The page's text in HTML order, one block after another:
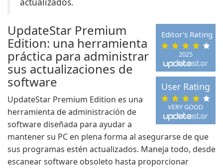
2025
Editor's Rating
VERY GOOD
User Rating
UpdateStar Premium
Edition: una herramienta
práctica para administrar
sus actualizaciones de
software
UpdateStar Premium Edition es una
herramienta de administración de
software diseñada para ayudar a
mantener su PC en plena forma al asegurarse de que
sus programas estén actualizados. Maneja todo, desde
escanear software obsoleto hasta proporcionar